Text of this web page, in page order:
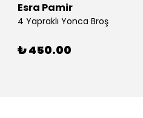
Esra Pamir
4 Yapraklı Yonca Broş
₺ 450.00